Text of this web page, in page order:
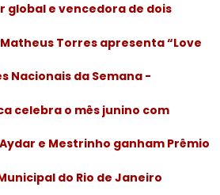
global e vencedora de dois
Torres apresenta “Love
Nacionais da Semana -
celebra o mês junino com
e Mestrinho ganham Prêmio
do Rio de Janeiro